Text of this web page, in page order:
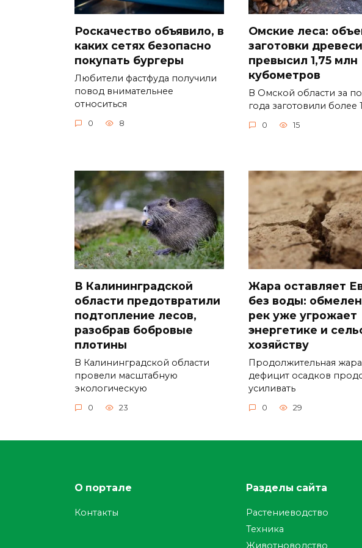
Роскачество объявило, в
каких сетях безопасно
покупать бургеры
Любители фастфуда получили
повод внимательнее
относиться
0 8
Омские леса:
заготовки
превысил 1,75 млн
кубометров
В Омской области за
года заготовили более
0 15
В Калининградской
области предотвратили
подтопление лесов,
разобрав бобровые
плотины
В Калининградской области
провели масштабную
экологическую
0 23
Жара оставляет
без воды:
рек уже угрожает
энергетике и
хозяйству
Продолжительная
дефицит осадков
усиливать
0 29
О портале
Контакты
Разделы сайта
Растениеводство
Техника
Животноводство